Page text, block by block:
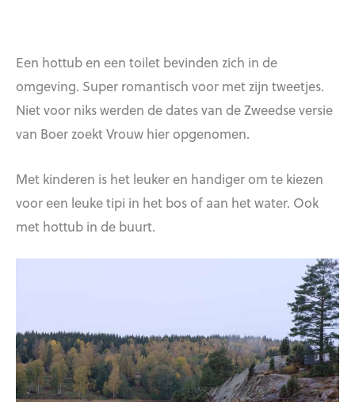
Een hottub en een toilet bevinden zich in de
omgeving. Super romantisch voor met zijn tweetjes.
Niet voor niks werden de dates van de Zweedse versie
van Boer zoekt Vrouw hier opgenomen.
Met kinderen is het leuker en handiger om te kiezen
voor een leuke tipi in het bos of aan het water. Ook
met hottub in de buurt.